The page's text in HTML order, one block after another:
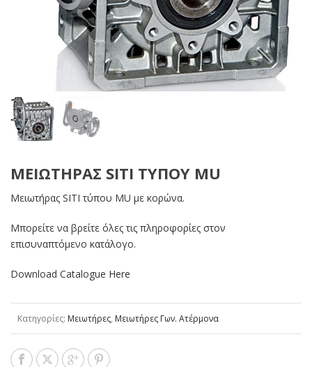
ΜΕΙΩΤΉΡΑΣ SITI ΤΎΠΟΥ MU
Μειωτήρας SITI τύπου MU με κορώνα.
Μπορείτε να βρείτε όλες τις πληροφορίες στον
επισυναπτόμενο κατάλογο.
Download Catalogue Here
Κατηγορίες: Μειωτήρες, Μειωτήρες Γων. Ατέρμονα